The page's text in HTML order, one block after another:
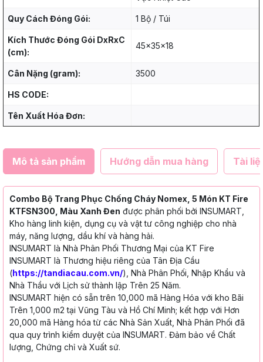
Quy Cách Đóng Gói: 1 Bộ / Túi
Kích Thước Đóng Gói DxRxC
(cm):
45x35x18
Cân Nặng (gram): 3500
HS CODE:
Tên Xuất Hóa Đơn:
Mô tả sản phẩm Hướng dẫn mua hàng Tài
Combo Bộ Trang Phục Chống Cháy Nomex, 5 Món KT Fire
KTFSN300, Màu Xanh Đen được phân phối bởi INSUMART,
Kho hàng linh kiện, dụng cụ và vật tư công nghiệp cho nhà
máy, năng lượng, dầu khí và hàng hải.
INSUMART là Nhà Phân Phối Thương Mại của KT Fire
INSUMART là Thương hiệu riêng của Tân Địa Cầu
(https://tandiacau.com.vn/), Nhà Phân Phối, Nhập Khẩu và
Nhà Thầu với Lịch sử thành lập Trên 25 Năm.
INSUMART hiện có sẵn trên 10,000 mã Hàng Hóa với kho Bãi
Trên 1,000 m2 tại Vũng Tàu và Hồ Chí Minh; kết hợp với Hơn
20,000 mã Hàng hóa từ các Nhà Sản Xuất, Nhà Phân Phối đã
qua quy trình kiểm duyệt của INSUMART. Đảm bảo về Chất
lượng, Chứng chỉ và Xuất sứ.